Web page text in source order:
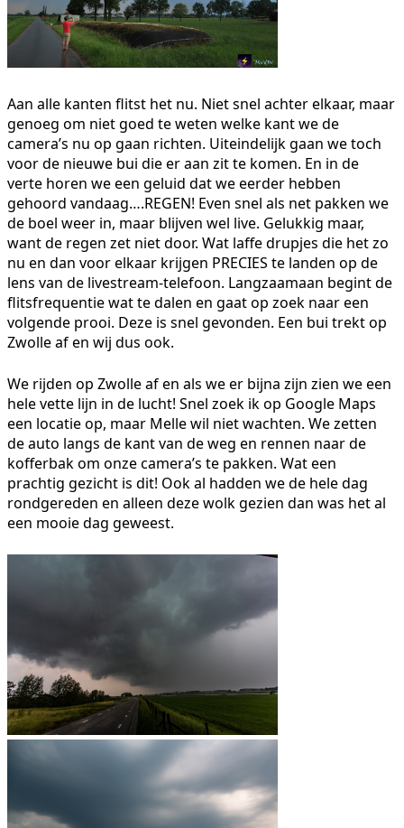
Aan alle kanten flitst het nu. Niet snel achter elkaar, maar
genoeg om niet goed te weten welke kant we de
camera’s nu op gaan richten. Uiteindelijk gaan we toch
voor de nieuwe bui die er aan zit te komen. En in de
verte horen we een geluid dat we eerder hebben
gehoord vandaag….REGEN! Even snel als net pakken we
de boel weer in, maar blijven wel live. Gelukkig maar,
want de regen zet niet door. Wat laffe drupjes die het zo
nu en dan voor elkaar krijgen PRECIES te landen op de
lens van de livestream-telefoon. Langzaamaan begint de
flitsfrequentie wat te dalen en gaat op zoek naar een
volgende prooi. Deze is snel gevonden. Een bui trekt op
Zwolle af en wij dus ook.
We rijden op Zwolle af en als we er bijna zijn zien we een
hele vette lijn in de lucht! Snel zoek ik op Google Maps
een locatie op, maar Melle wil niet wachten. We zetten
de auto langs de kant van de weg en rennen naar de
kofferbak om onze camera’s te pakken. Wat een
prachtig gezicht is dit! Ook al hadden we de hele dag
rondgereden en alleen deze wolk gezien dan was het al
een mooie dag geweest.